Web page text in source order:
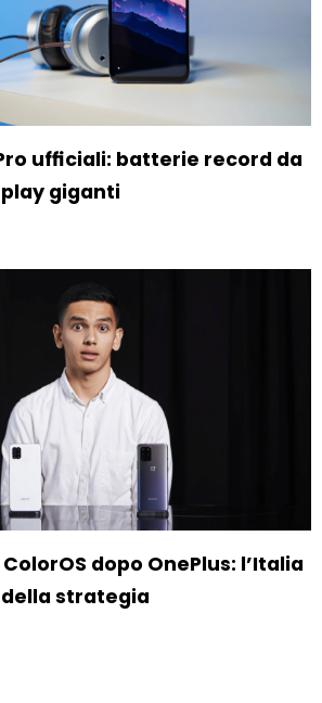
ufficiali: batterie record da
giganti
dopo OnePlus: l’Italia
strategia